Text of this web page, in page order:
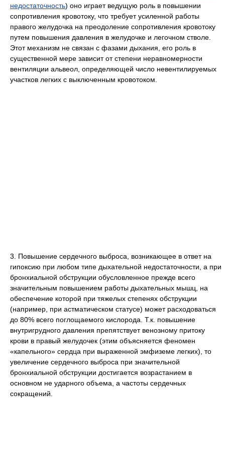
недостаточность) оно играет ведущую роль в повышении
сопротивления кровотоку, что требует усиленной работы
правого желудочка на преодоление сопротивления кровотоку
путем повышения давления в желудочке и легочном стволе.
Этот механизм не связан с фазами дыхания, его роль в
существенной мере зависит от степени неравномерности
вентиляции альвеол, определяющей число невентилируемых
участков легких с выключенным кровотоком.
3. Повышение сердечного выброса, возникающее в ответ на
гипоксию при любом типе дыхательной недостаточности, а при
бронхиальной обструкции обусловленное прежде всего
значительным повышением работы дыхательных мышц, на
обеспечение которой при тяжелых степенях обструкции
(например, при астматическом статусе) может расходоваться
до 80% всего поглощаемого кислорода. Т.к. повышение
внутригрудного давления препятствует венозному притоку
крови в правый желудочек (этим объясняется феномен
«капельного» сердца при выраженной эмфиземе легких), то
увеличение сердечного выброса при значительной
бронхиальной обструкции достигается возрастанием в
основном не ударного объема, а частоты сердечных
сокращений.